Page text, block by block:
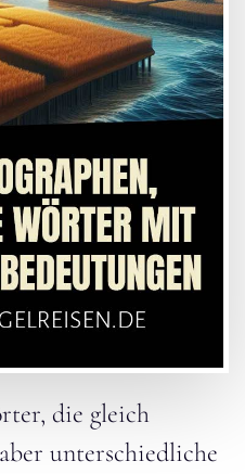
die gleich
unterschiedliche